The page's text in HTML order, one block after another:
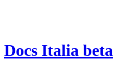
Docs Italia beta